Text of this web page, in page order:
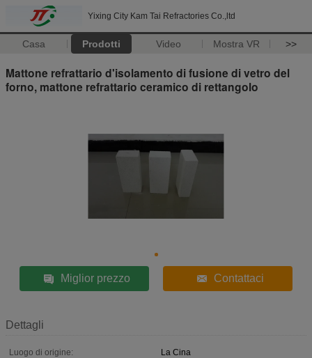
Yixing City Kam Tai Refractories Co.,ltd
Casa Prodotti Video Mostra VR >>
Mattone refrattario d'isolamento di fusione di vetro del
forno, mattone refrattario ceramico di rettangolo
Miglior prezzo Contattaci
Dettagli
Luogo di origine:
La Cina